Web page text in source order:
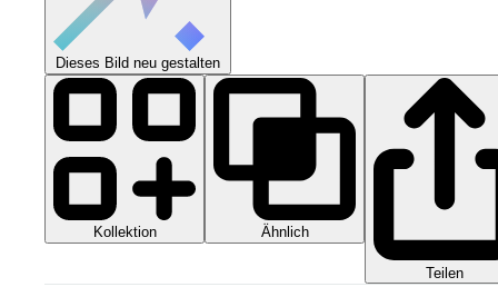
Dieses Bild neu gestalten
Kollektion Ähnlich
Teilen